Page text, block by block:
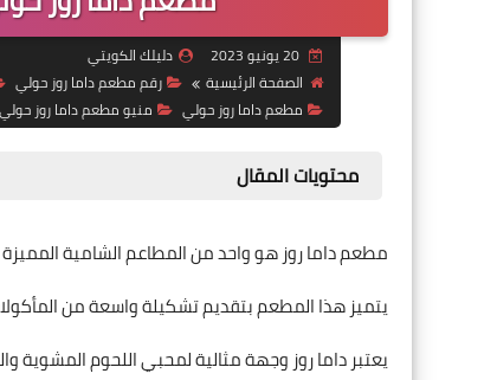
20 يونيو 2023
دليلك الكويتي
الصفحة الرئيسية
رقم مطعم داما روز حولي
مطعم داما روز حولي
منيو مطعم داما روز حولي
محتويات المقال
مطعم داما روز هو واحد من المطاعم الشامية
يتميز هذا المطعم بتقديم تشكيلة واسعة من
يعتبر داما روز وجهة مثالية لمحبي اللحوم المشوية